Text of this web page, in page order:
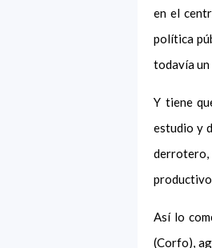
en el
política
todavía un
Y tiene
estudio y
derrotero,
productivo
Así lo
(Corfo),